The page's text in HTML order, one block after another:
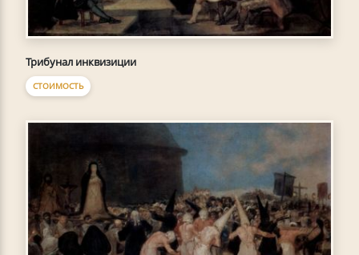
Трибунал инквизиции
СТОИМОСТЬ